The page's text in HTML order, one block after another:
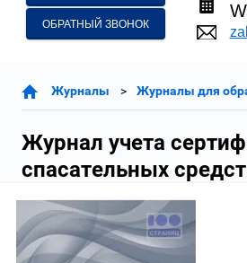
ОБРАТНЫЙ ЗВОНОК
Журналы Журналы для
Журнал учета
спасательных